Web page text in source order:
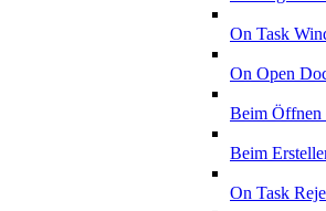
On Task
On Open
Beim Öffnen
Beim
On Task